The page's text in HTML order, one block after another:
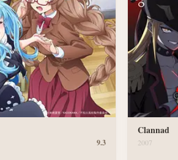
9.3
Clannad
2007